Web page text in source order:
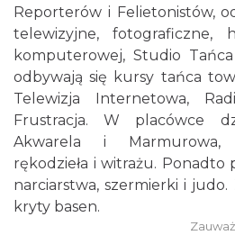
Reporterów i Felietonistów,
telewizyjne, fotograficzne,
komputerowej, Studio
odbywają się kursy tańca
Telewizja Internetowa,
Frustracja. W placówce
Akwarela i Marmurowa,
rękodzieła i witrażu. Ponadto
narciarstwa, szermierki i
kryty basen.